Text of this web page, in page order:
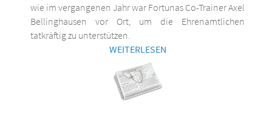
wie im vergangenen Jahr war Fortunas Co-Trainer Axel
Bellinghausen vor Ort, um die Ehrenamtlichen
tatkräftig zu unterstützen.
WEITERLESEN